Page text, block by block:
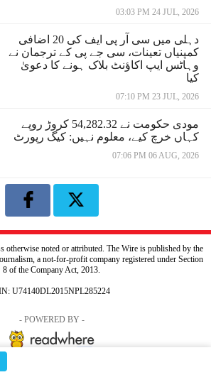
03:03 PM 24 JUL, 2026
دہلی میں سی آر پی ایف کی 20 اضافی
کمپنیاں تعینات، سی جے پی کے ترجمان نے
وہاٹس ایپ اکاؤنٹ بلاک ہونے کا دعویٰ
کیا
07:10 PM 23 JUL, 2026
مودی حکومت نے 54,282.32 کروڑ روپے
کہاں خرچ کیے، معلوم نہیں: کیگ رپورٹ
07:06 PM 06 AUG, 2026
otherwise noted or attributed. The Wire is published by the
a not-for-profit company registered under Section
8 of the Company Act, 2013.
U74140DL2015NPL285224
- POWERED BY -